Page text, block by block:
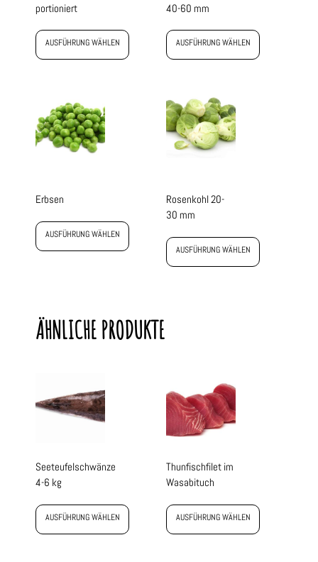
portioniert
AUSFÜHRUNG WÄHLEN
40-60 mm
AUSFÜHRUNG WÄHLEN
Erbsen
AUSFÜHRUNG WÄHLEN
Rosenkohl 20-
30 mm
AUSFÜHRUNG WÄHLEN
ÄHNLICHE PRODUKTE
Seeteufelschwänze
4-6 kg
AUSFÜHRUNG WÄHLEN
Thunfischfilet im
Wasabituch
AUSFÜHRUNG WÄHLEN